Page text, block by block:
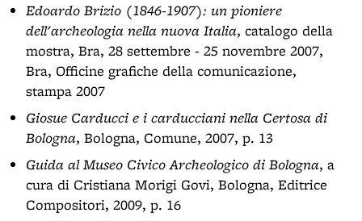
Edoardo Brizio (1846-1907): un pioniere
dell'archeologia nella nuova Italia, catalogo della
mostra, Bra, 28 settembre - 25 novembre 2007,
Bra, Officine grafiche della comunicazione,
stampa 2007
Giosue Carducci e i carducciani nella Certosa di
Bologna, Bologna, Comune, 2007, p. 13
Guida al Museo Civico Archeologico di Bologna, a
cura di Cristiana Morigi Govi, Bologna, Editrice
Compositori, 2009, p. 16